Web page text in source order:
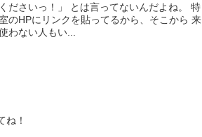
ださいっ！」 とは言ってないんだよね。 特
のHPにリンクを貼ってるから、そこから 来
わない人もい...
ね！